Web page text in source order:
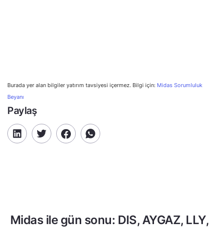
Burada yer alan bilgiler yatırım tavsiyesi içermez. Bilgi için: Midas Sorumluluk
Beyanı
Paylaş
Midas ile gün sonu: DIS, AYGAZ, LLY,